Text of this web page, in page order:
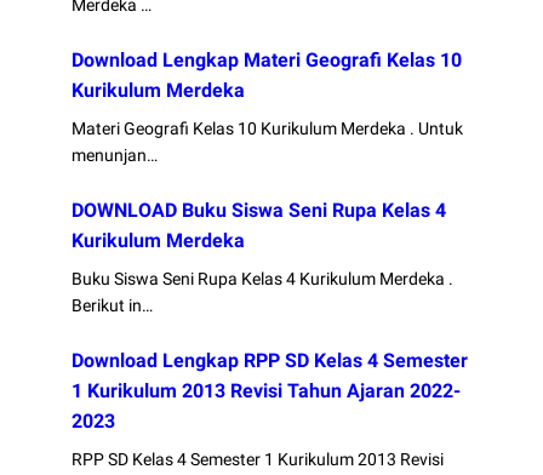
Merdeka …
Download Lengkap Materi Geografi Kelas 10
Kurikulum Merdeka
Materi Geografi Kelas 10 Kurikulum Merdeka . Untuk
menunjan…
DOWNLOAD Buku Siswa Seni Rupa Kelas 4
Kurikulum Merdeka
Buku Siswa Seni Rupa Kelas 4 Kurikulum Merdeka .
Berikut in…
Download Lengkap RPP SD Kelas 4 Semester
1 Kurikulum 2013 Revisi Tahun Ajaran 2022-
2023
RPP SD Kelas 4 Semester 1 Kurikulum 2013 Revisi